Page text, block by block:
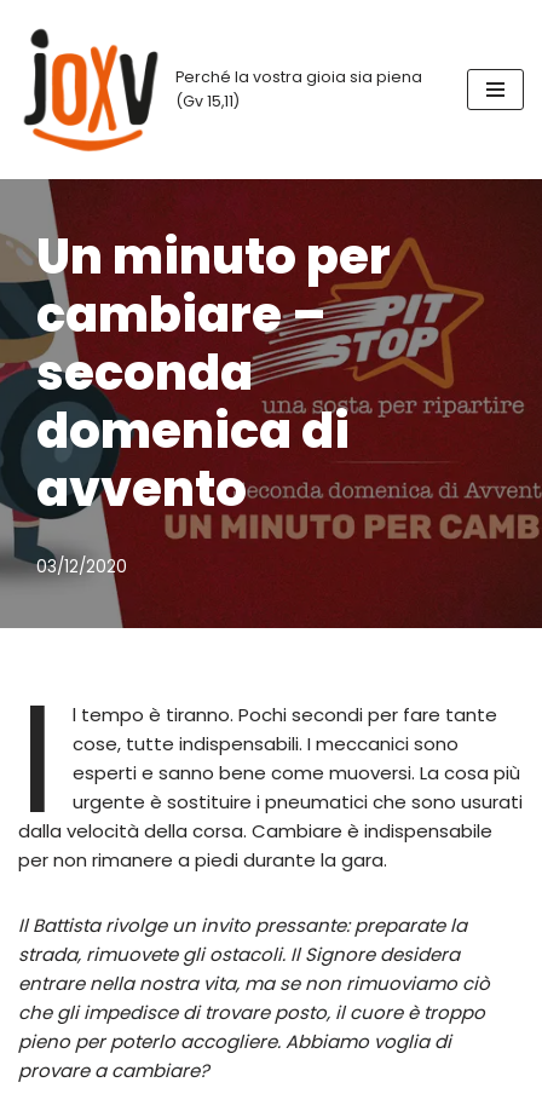
Vai
contenuto
Perché la vostra gioia sia piena
(Gv 15,11)
Un minuto per
cambiare –
seconda
domenica di
avvento
03/12/2020
I
l tempo è tiranno. Pochi secondi per fare tante
cose, tutte indispensabili. I meccanici sono
esperti e sanno bene come muoversi. La cosa più
urgente è sostituire i pneumatici che sono usurati
dalla velocità della corsa. Cambiare è indispensabile
per non rimanere a piedi durante la gara.
Il Battista rivolge un invito pressante: preparate la
strada, rimuovete gli ostacoli. Il Signore desidera
entrare nella nostra vita, ma se non rimuoviamo ciò
che gli impedisce di trovare posto, il cuore è troppo
pieno per poterlo accogliere. Abbiamo voglia di
provare a cambiare?